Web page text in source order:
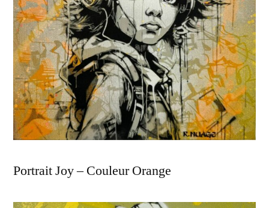
Portrait Joy – Couleur Orange